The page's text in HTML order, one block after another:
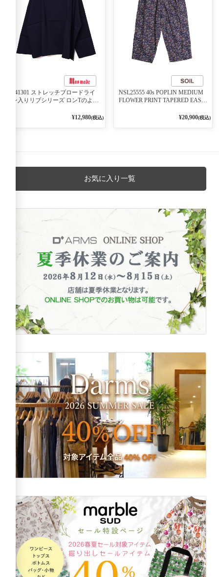
541301 ストレッチブロードライ
ン入りリブシリーズ ロンTのよう
プルオーバー 79ネイビー¥12,980(税込)
NSL25555 40s POPLIN MEDIUM
FLOWER PRINT TAPERED EASY
¥20,900(税込)
お気に入り一覧